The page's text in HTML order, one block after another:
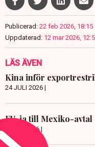
Publicerad: 22 feb 2026, 18:15
Uppdaterad: 12 mar 2026,
LÄS ÄVEN
Kina inför
24 JULI 2026 |
EU-ja till Mexiko-avtal
8 JULI 2026 |